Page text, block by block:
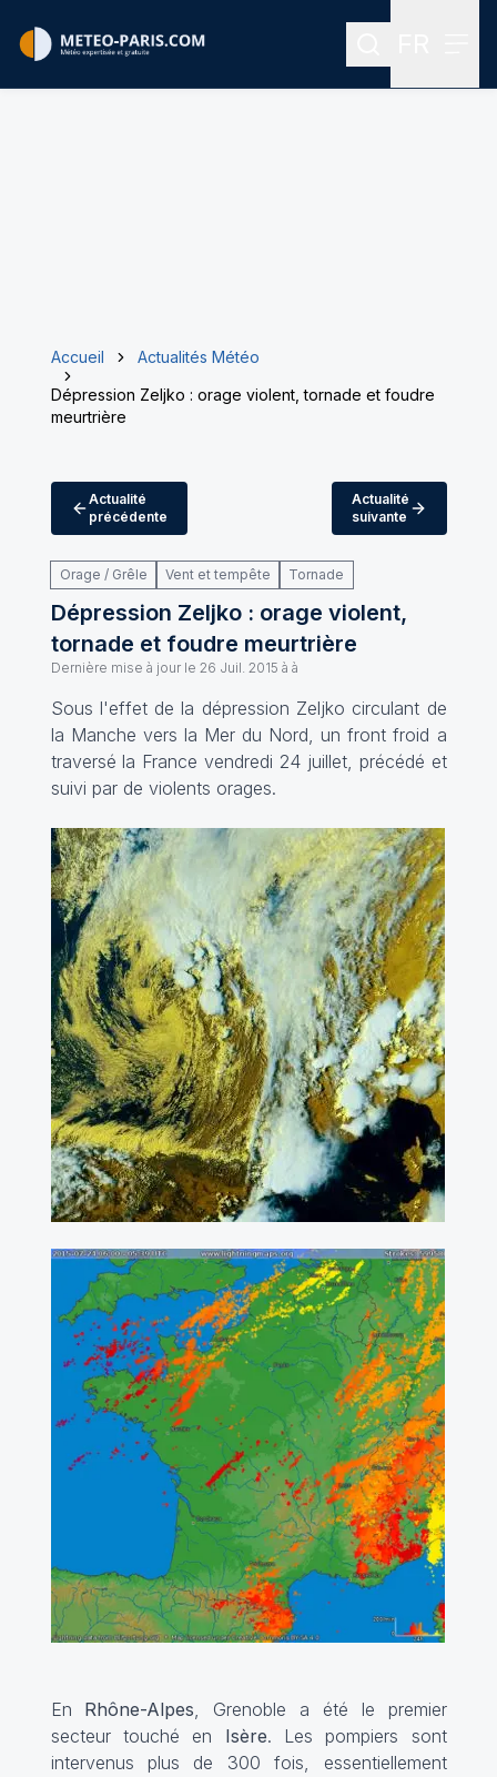
Rechercher
Accueil
Actualités Météo
Dépression Zeljko : orage violent, tornade et foudre
meurtrière
Actualité
précédente
Actualité
suivante
Orage / Grêle Vent et tempête Tornade
Dépression Zeljko : orage violent,
tornade et foudre meurtrière
Dernière mise à jour le 26 Juil. 2015 à à
Sous l'effet de la dépression Zeljko circulant de
la Manche vers la Mer du Nord, un front froid a
traversé la France vendredi 24 juillet, précédé et
suivi par de violents orages.
En Rhône-Alpes, Grenoble a été le premier
secteur touché en Isère. Les pompiers sont
intervenus plus de 300 fois, essentiellement